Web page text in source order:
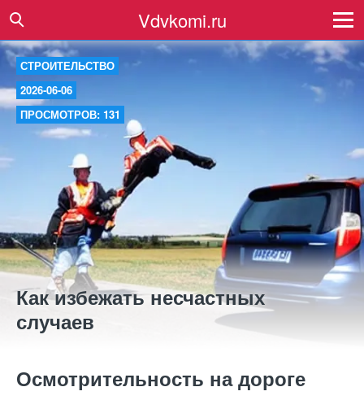
Vdvkomi.ru
СТРОИТЕЛЬСТВО
2026-06-06
ПРОСМОТРОВ: 131
Как избежать несчастных
случаев
Осмотрительность на дороге